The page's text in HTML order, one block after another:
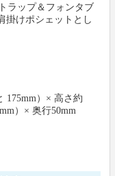
ラップ＆フォンタブ
掛けポシェットとし
175mm）× 高さ約
）× 奥行50mm